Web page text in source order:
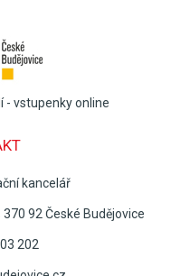
- vstupenky online
kancelář
92 České Budějovice
202